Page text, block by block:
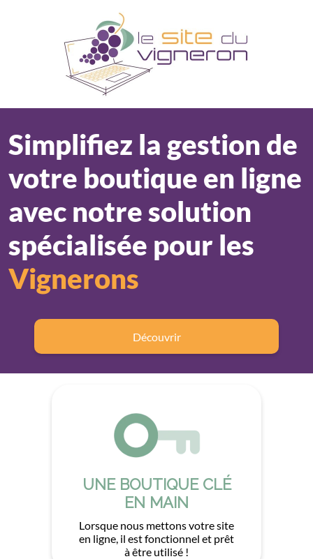
Simplifiez la gestion de
votre boutique en ligne
avec notre solution
spécialisée pour les
Vignerons
Découvrir
UNE BOUTIQUE CLÉ
EN MAIN
Lorsque nous mettons votre site
en ligne, il est fonctionnel et prêt
à être utilisé !